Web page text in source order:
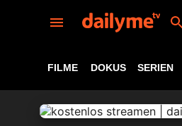
FILME DOKUS SERIEN